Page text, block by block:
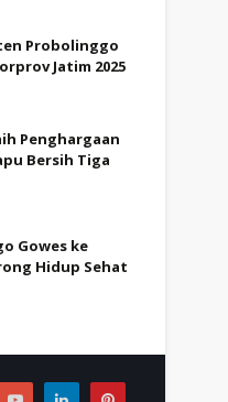
Probolinggo
Jatim 2025
Penghargaan
Bersih Tiga
Gowes ke
Hidup Sehat